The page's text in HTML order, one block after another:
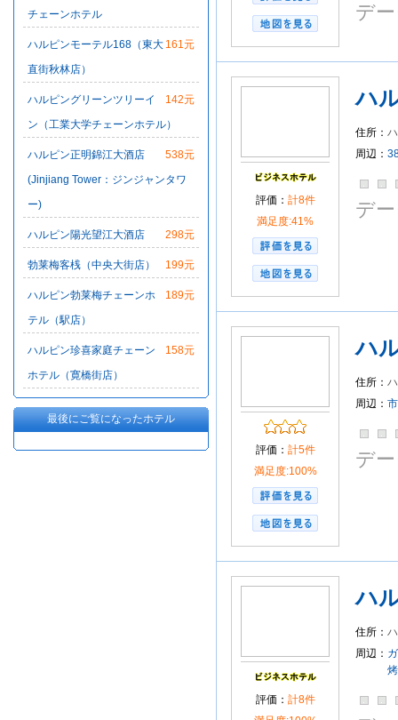
デ
評価： 計8件
満足度:41%
ハ
住所：
周辺：
デ
評価： 計5件
満足度:100%
ハ
住所：
周辺：
デ
評価： 計8件
ハ
住所：
周辺：
烤
チェーンホテル
161元
ハルピンモーテル168（東大
直街秋林店）
142元
ハルピングリーンツリーイ
ン（工業大学チェーンホテル）
538元
ハルピン正明錦江大酒店
(Jinjiang Tower：ジンジャンタワ
ー)
298元
ハルピン陽光望江大酒店
199元
勃莱梅客桟（中央大街店）
189元
ハルピン勃莱梅チェーンホ
テル（駅店）
158元
ハルピン珍喜家庭チェーン
ホテル（寛橋街店）
最後にご覧になったホテル